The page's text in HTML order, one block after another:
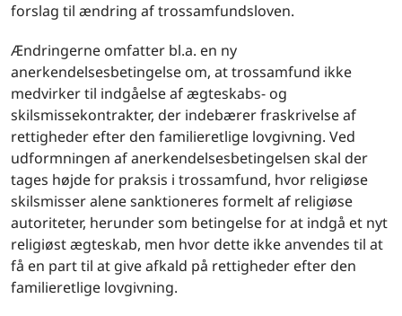
forslag til ændring af trossamfundsloven.
Ændringerne omfatter bl.a. en ny
anerkendelsesbetingelse om, at trossamfund ikke
medvirker til indgåelse af ægteskabs- og
skilsmissekontrakter, der indebærer fraskrivelse af
rettigheder efter den familieretlige lovgivning. Ved
udformningen af anerkendelsesbetingelsen skal der
tages højde for praksis i trossamfund, hvor religiøse
skilsmisser alene sanktioneres formelt af religiøse
autoriteter, herunder som betingelse for at indgå et nyt
religiøst ægteskab, men hvor dette ikke anvendes til at
få en part til at give afkald på rettigheder efter den
familieretlige lovgivning.